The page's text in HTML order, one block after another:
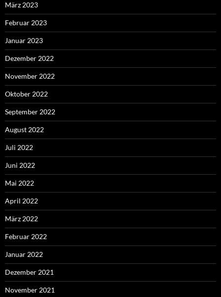
März 2023
Februar 2023
Januar 2023
Dezember 2022
November 2022
Oktober 2022
September 2022
August 2022
Juli 2022
Juni 2022
Mai 2022
April 2022
März 2022
Februar 2022
Januar 2022
Dezember 2021
November 2021